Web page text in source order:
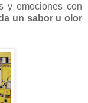
y emociones con
un sabor u olor